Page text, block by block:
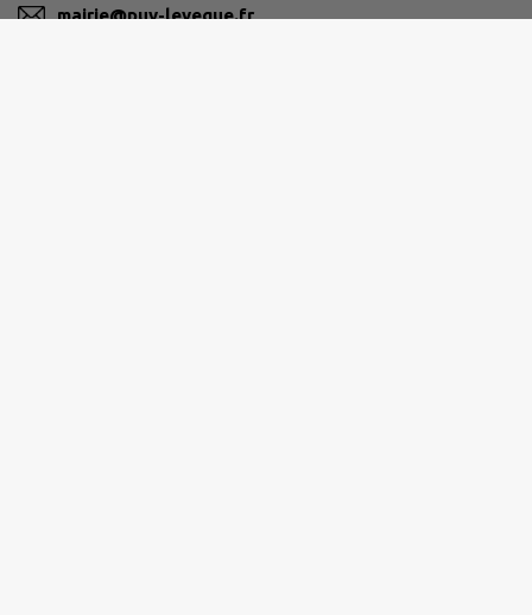
mairie@puy-leveque.fr